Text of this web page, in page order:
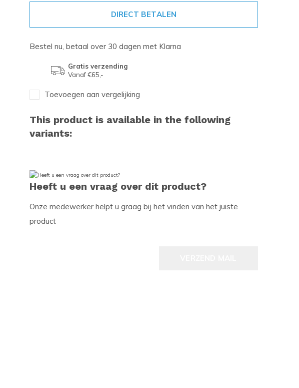
DIRECT BETALEN
Bestel nu, betaal over 30 dagen met Klarna
Gratis verzending
Vanaf €65,-
Toevoegen aan vergelijking
This product is available in the following
variants:
Heeft u een vraag over dit product?
Onze medewerker helpt u graag bij het vinden van het juiste
product